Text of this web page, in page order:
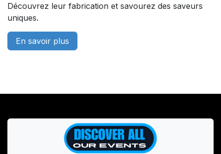
Découvrez leur fabrication et savourez des saveurs
uniques.
En savoir plus